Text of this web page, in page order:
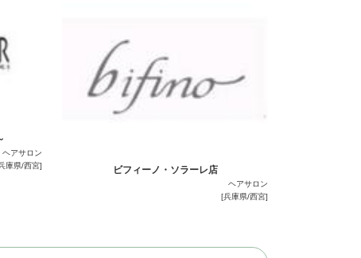
ヘアサロン
庫県/西宮]
ビフィーノ・ソラーレ店
ヘアサロン
[兵庫県/西宮]